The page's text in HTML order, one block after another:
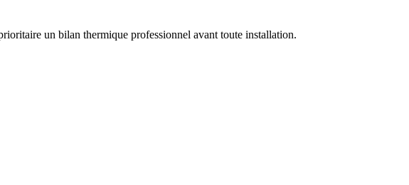
un bilan thermique professionnel avant toute installation.